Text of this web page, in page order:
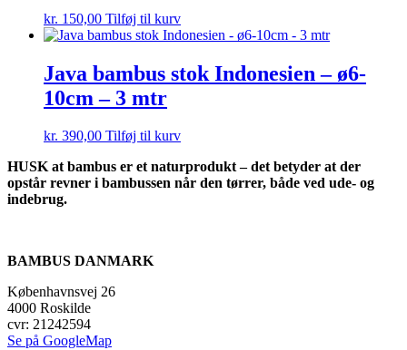
kr. 150,00 Tilføj til kurv
Java bambus stok Indonesien – ø6-
10cm – 3 mtr
kr. 390,00 Tilføj til kurv
HUSK at bambus er et naturprodukt – det betyder at der
opstår revner i bambussen når den tørrer, både ved ude- og
indebrug.
BAMBUS DANMARK
Københavnsvej 26
4000 Roskilde
cvr: 21242594
Se på GoogleMap